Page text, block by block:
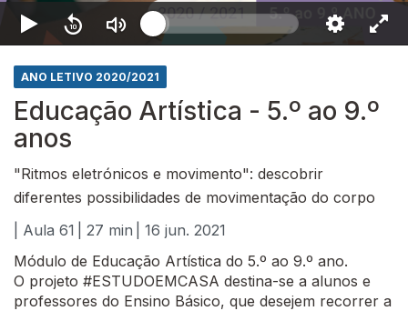
ANO LETIVO 2020/2021
Educação Artística - 5.º ao 9.º
anos
"Ritmos eletrónicos e movimento": descobrir
diferentes possibilidades de movimentação do corpo
| Aula 61
| 27 min
| 16 jun. 2021
Módulo de Educação Artística do 5.º ao 9.º ano.
O projeto #ESTUDOEMCASA destina-se a alunos e
professores do Ensino Básico, que desejem recorrer a